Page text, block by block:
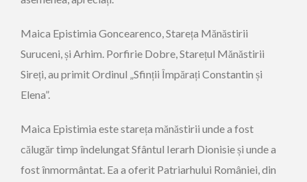
Maica Epistimia Goncearenco, Stareța Mănăstirii
Suruceni, și Arhim. Porfirie Dobre, Starețul Mănăstirii
Sireți, au primit Ordinul „Sfinții Împărați Constantin și
Elena”.
Maica Epistimia este stareța mănăstirii unde a fost
călugăr timp îndelungat Sfântul Ierarh Dionisie și unde a
fost înmormântat. Ea a oferit Patriarhului României, din